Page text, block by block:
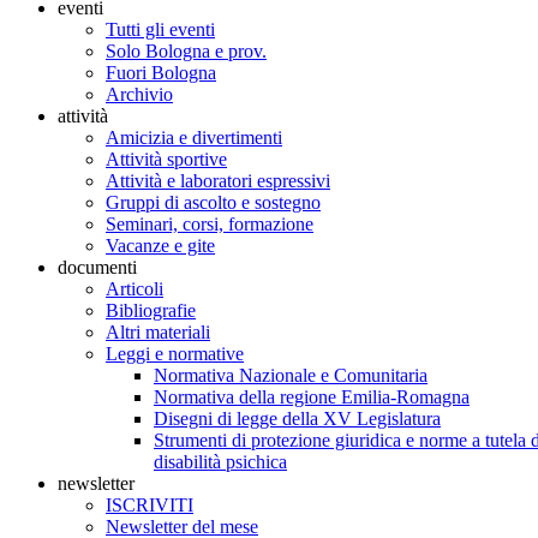
eventi
Tutti gli eventi
Solo Bologna e prov.
Fuori Bologna
Archivio
attività
Amicizia e divertimenti
Attività sportive
Attività e laboratori espressivi
Gruppi di ascolto e sostegno
Seminari, corsi, formazione
Vacanze e gite
documenti
Articoli
Bibliografie
Altri materiali
Leggi e normative
Normativa Nazionale e Comunitaria
Normativa della regione Emilia-Romagna
Disegni di legge della XV Legislatura
Strumenti di protezione giuridica e norme a tutela
disabilità psichica
newsletter
ISCRIVITI
Newsletter del mese